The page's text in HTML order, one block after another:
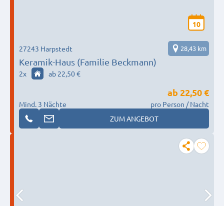
10
Keramik-Haus (Familie Beckmann)
27243 Harpstedt 28,43 km
2x ab 22,50 €
Mind. 3 Nächte
ab 22,50 €
pro Person / Nacht
ZUM ANGEBOT